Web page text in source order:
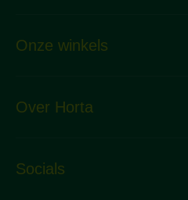
Onze winkels
Over Horta
Socials